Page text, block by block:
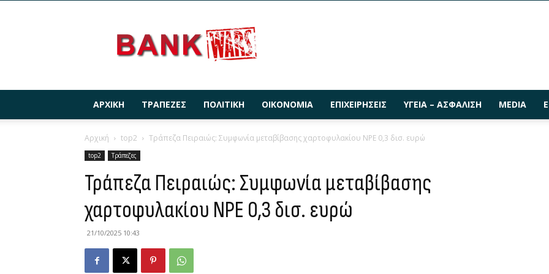
ΑΡΧΙΚΉ ΤΡΆΠΕΖΕΣ ΠΟΛΙΤΙΚΉ ΟΙΚΟΝΟΜΊΑ ΕΠΙΧΕΙΡΉΣΕΙΣ ΥΓΕΊΑ – ΑΣΦΆΛΙΣΗ MEDIA
Αρχική top2 Τράπεζα Πειραιώς: Συμφωνία μεταβίβασης χαρτοφυλακίου NPE 0,3 δισ. ευρώ
top2 Τράπεζες
Τράπεζα Πειραιώς: Συμφωνία μεταβίβασης
χαρτοφυλακίου NPE 0,3 δισ. ευρώ
21/10/2025 10:43